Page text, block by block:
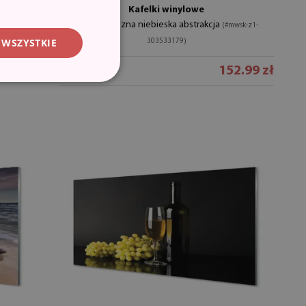
zł
Kafelki winylowe
Geometryczna niebieska abstrakcja (#mwsk-z1-
303533179)
152.99 zł